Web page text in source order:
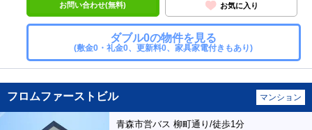
お問い合わせ(無料) お気に入り
ダブル0の物件を見る
(敷金0・礼金0、更新料0、家具家電付きもあり)
フロムファーストビル マンション
青森市営バス 柳町通り/徒歩1分